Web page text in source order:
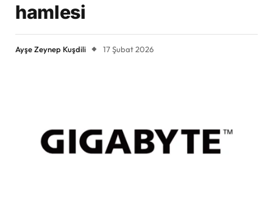
hamlesi
Ayşe Zeynep Kuşdili 17 Şubat 2026